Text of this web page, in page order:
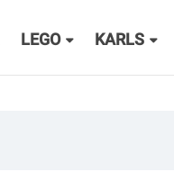
LEGO KARLS